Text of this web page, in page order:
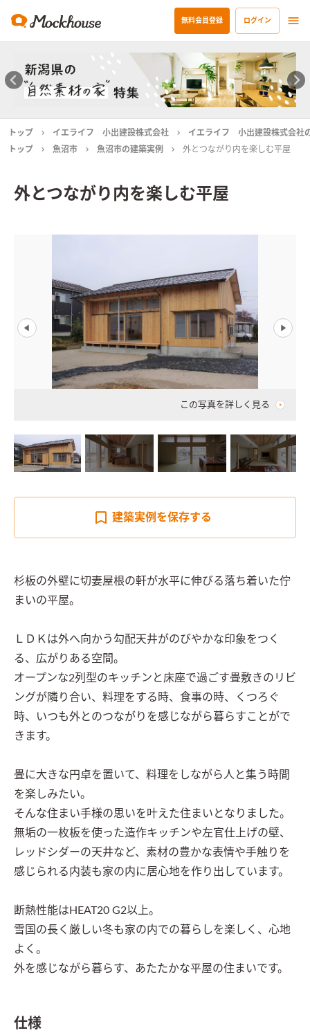
無料会員登録 ログイン
トップ イエライフ 小出建設株式会社
イエライフ 小出建設株式会社
トップ
魚沼市 魚沼市の建築実例 外とつながり内を楽しむ平屋
外とつながり内を楽しむ平屋
この写真を詳しく見る
建築実例を保存する
杉板の外壁に切妻屋根の軒が水平に伸びる落ち着いた佇
まいの平屋。
ＬＤＫは外へ向かう勾配天井がのびやかな印象をつく
る、広がりある空間。
オープンな2列型のキッチンと床座で過ごす畳敷きのリビ
ングが隣り合い、料理をする時、食事の時、くつろぐ
時、いつも外とのつながりを感じながら暮らすことがで
きます。
畳に大きな円卓を置いて、料理をしながら人と集う時間
を楽しみたい。
そんな住まい手様の思いを叶えた住まいとなりました。
無垢の一枚板を使った造作キッチンや左官仕上げの壁、
レッドシダーの天井など、素材の豊かな表情や手触りを
感じられる内装も家の内に居心地を作り出しています。
断熱性能はHEAT20 G2以上。
雪国の長く厳しい冬も家の内での暮らしを楽しく、心地
よく。
外を感じながら暮らす、あたたかな平屋の住まいです。
仕様